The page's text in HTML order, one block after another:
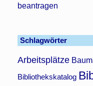
beantragen
Schlagwörter
Arbeitsplätze
Bibliothekskatalog